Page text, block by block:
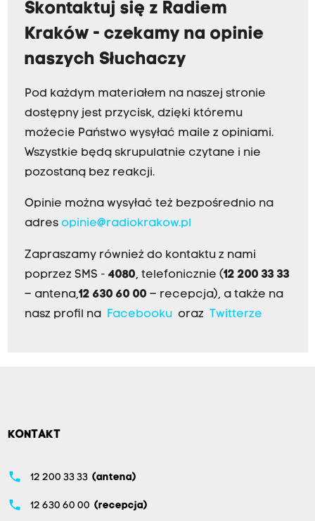
Skontaktuj się z Radiem
Kraków - czekamy na opinie
naszych Słuchaczy
Pod każdym materiałem na naszej stronie
dostępny jest przycisk, dzięki któremu
możecie Państwo wysyłać maile z opiniami.
Wszystkie będą skrupulatnie czytane i nie
pozostaną bez reakcji.
Opinie można wysyłać też bezpośrednio na
adres opinie@radiokrakow.pl
Zapraszamy również do kontaktu z nami
poprzez SMS - 4080, telefonicznie (12 200 33 33
– antena,12 630 60 00 – recepcja), a także na
nasz profil na
Facebookuoraz Twitterze
KONTAKT
phone 12 200 33 33 (antena)
phone 12 630 60 00 (recepcja)